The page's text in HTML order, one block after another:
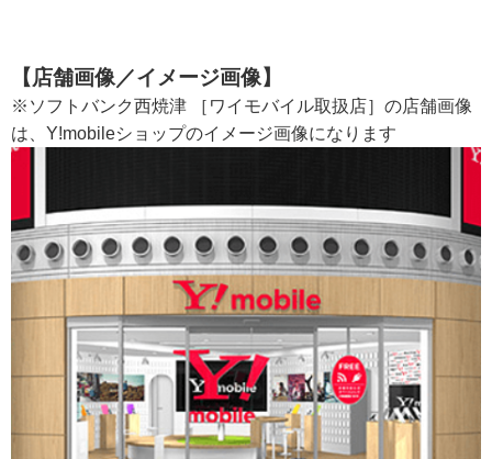
【店舗画像／イメージ画像】
※ソフトバンク西焼津 ［ワイモバイル取扱店］の店舗画像
は、Y!mobileショップのイメージ画像になります